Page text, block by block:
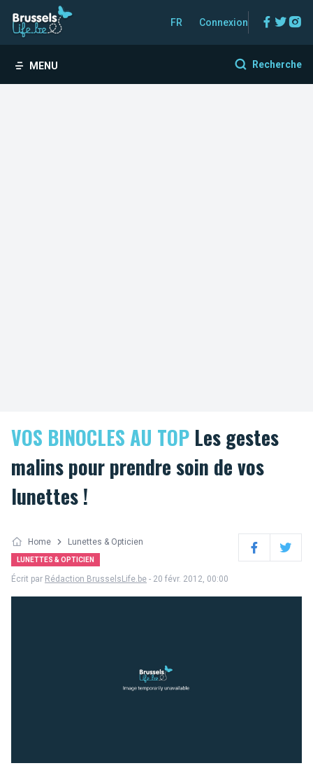
FR Connexion
MENU Recherche
VOS BINOCLES AU TOP Les gestes
malins pour prendre soin de vos
lunettes !
Home Lunettes & Opticien
LUNETTES & OPTICIEN FacebookTwitter
Écrit par Rédaction BrusselsLife.be - 20 févr. 2012, 00:00